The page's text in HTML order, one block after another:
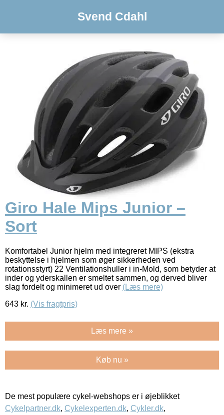
Svend Cdahl
Giro Hale Mips Junior –
Sort
Komfortabel Junior hjelm med integreret MIPS (ekstra
beskyttelse i hjelmen som øger sikkerheden ved
rotationsstyrt) 22 Ventilationshuller i in-Mold, som betyder at
inder og yderskallen er smeltet sammen, og derved bliver
slag fordelt og minimeret ud over (Læs mere)
643 kr. (Vis fragtpris)
Læs mere »
Køb nu »
De mest populære cykel-webshops er i øjeblikket
Cykelpartner.dk, Cykelexperten.dk, Cykler.dk,